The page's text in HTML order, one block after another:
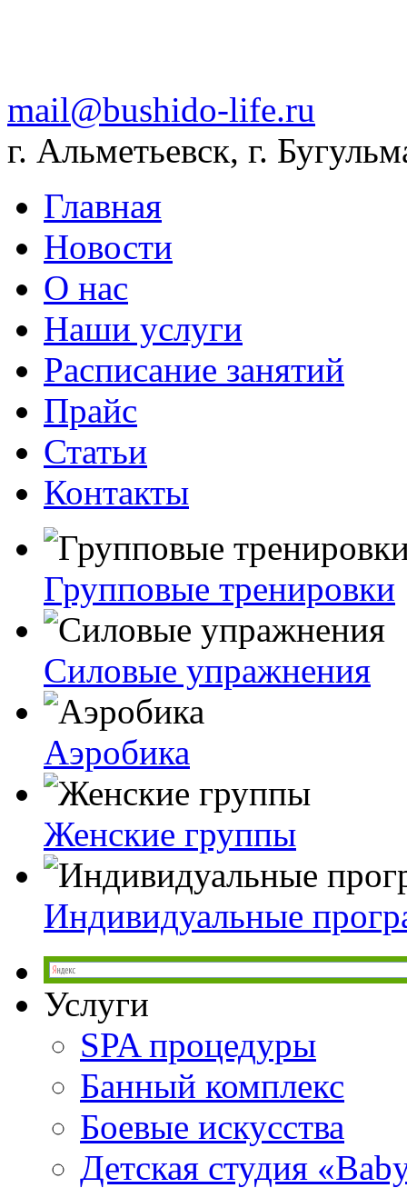
mail@bushido-life.ru
г. Альметьевск, г.
Главная
Новости
О нас
Наши услуги
Расписание занятий
Прайс
Статьи
Контакты
Групповые тренировки
Силовые упражнения
Аэробика
Женские группы
Индивидуальные
Услуги
SPA процедуры
Банный комплекс
Боевые искусства
Детская студия